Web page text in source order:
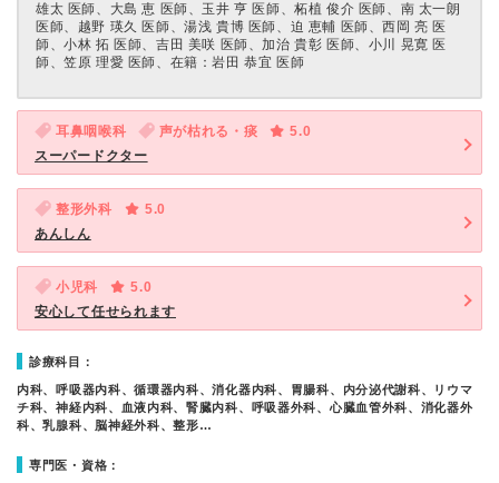
雄太 医師、大島 恵 医師、玉井 亨 医師、柘植 俊介 医師、南 太一朗
医師、越野 瑛久 医師、湯浅 貴博 医師、迫 恵輔 医師、西岡 亮 医
師、小林 拓 医師、吉田 美咲 医師、加治 貴彰 医師、小川 晃寛 医
師、笠原 理愛 医師、在籍：岩田 恭宜 医師
耳鼻咽喉科 声が枯れる・痰
5.0
スーパードクター
整形外科
5.0
あんしん
小児科
5.0
安心して任せられます
診療科目：
内科、呼吸器内科、循環器内科、消化器内科、胃腸科、内分泌代謝科、リウマ
チ科、神経内科、血液内科、腎臓内科、呼吸器外科、心臓血管外科、消化器外
科、乳腺科、脳神経外科、整形…
専門医・資格：